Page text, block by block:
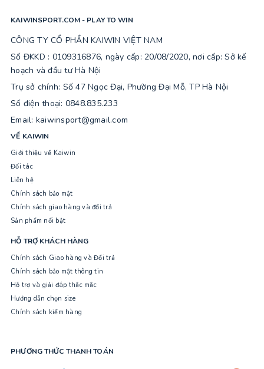
KAIWINSPORT.COM - PLAY TO WIN
CÔNG TY CỔ PHẦN KAIWIN VIỆT NAM
Số ĐKKD : 0109316876, ngày cấp: 20/08/2020, nơi cấp: Sở kế
hoạch và đầu tư Hà Nội
Trụ sở chính: Số 47 Ngọc Đại, Phường Đại Mỗ, TP Hà Nội
Số điện thoại: 0848.835.233
Email: kaiwinsport@gmail.com
VỀ KAIWIN
Giới thiệu về Kaiwin
Đối tác
Liên hệ
Chính sách bảo mật
Chính sách giao hàng và đổi trả
Sản phẩm nổi bật
HỖ TRỢ KHÁCH HÀNG
Chính sách Giao hàng và Đổi trả
Chính sách bảo mật thông tin
Hỗ trợ và giải đáp thắc mắc
Hướng dẫn chọn size
Chính sách kiểm hàng
PHƯƠNG THỨC THANH TOÁN